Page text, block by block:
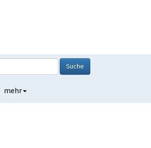
Suche
mehr